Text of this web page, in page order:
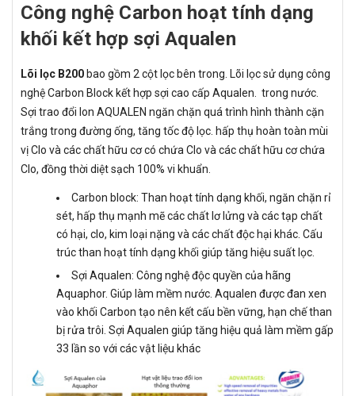
Công nghệ Carbon hoạt tính dạng
khối kết hợp sợi Aqualen
Lõi lọc B200 bao gồm 2 cột lọc bên trong. Lõi lọc sử dụng công
nghệ Carbon Block kết hợp sợi cao cấp Aqualen. trong nước.
Sợi trao đổi Ion AQUALEN ngăn chặn quá trình hình thành cặn
trắng trong đường ống, tăng tốc độ lọc. hấp thụ hoàn toàn mùi
vị Clo và các chất hữu cơ có chứa Clo và các chất hữu cơ chứa
Clo, đồng thời diệt sạch 100% vi khuẩn.
Carbon block: Than hoạt tính dạng khối, ngăn chặn rỉ
sét, hấp thụ mạnh mẽ các chất lơ lửng và các tạp chất
có hại, clo, kim loại nặng và các chất độc hại khác. Cấu
trúc than hoạt tính dạng khối giúp tăng hiệu suất lọc.
Sợi Aqualen: Công nghệ độc quyền của hãng
Aquaphor. Giúp làm mềm nước. Aqualen được đan xen
vào khối Carbon tạo nên kết cấu bền vững, hạn chế than
bị rửa trôi. Sợi Aqualen giúp tăng hiệu quả làm mềm gấp
33 lần so với các vật liệu khác